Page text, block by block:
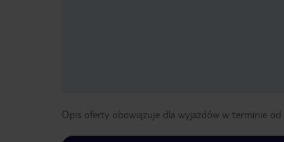
Opis oferty obowiązuje dla wyjazdów w terminie od